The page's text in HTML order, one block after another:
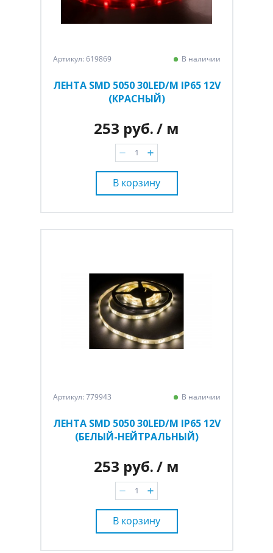
Артикул: 619869 В наличии
ЛЕНТА SMD 5050 30LED/M IP65 12V
(КРАСНЫЙ)
253 руб./ м
В корзину
Артикул: 779943 В наличии
ЛЕНТА SMD 5050 30LED/M IP65 12V
(БЕЛЫЙ-НЕЙТРАЛЬНЫЙ)
253 руб./ м
В корзину